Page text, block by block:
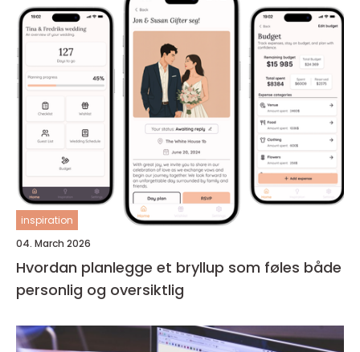
inspiration
04. March 2026
Hvordan planlegge et bryllup som føles både
personlig og oversiktlig